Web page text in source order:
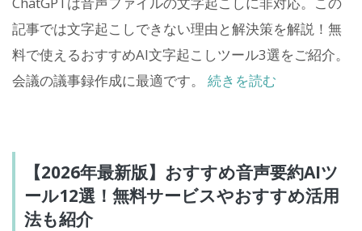
記事では文字起こしできない理由と解決策を解説！無
料で使えるおすすめAI文字起こしツール3選をご紹介。
会議の議事録作成に最適です。 続きを読む
【2026年最新版】おすすめ音声要約AIツ
ール12選！無料サービスやおすすめ活用
法も紹介